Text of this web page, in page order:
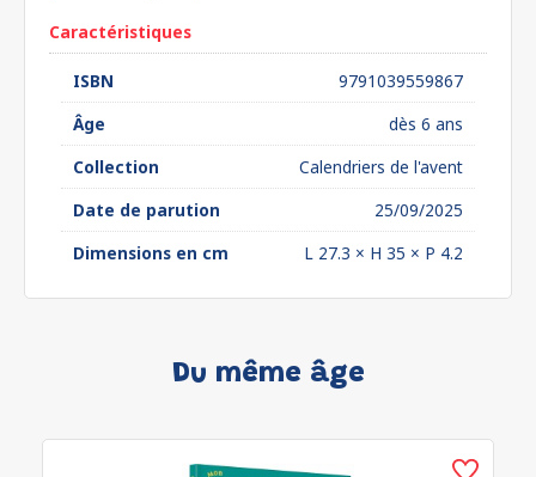
Caractéristiques
ISBN
9791039559867
Âge
dès 6 ans
Collection
Calendriers de l'avent
Date de parution
25/09/2025
Dimensions en cm
L 27.3 × H 35 × P 4.2
Du même âge